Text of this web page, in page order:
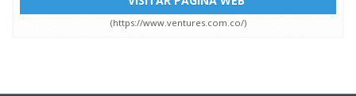
(https://www.ventures.com.co/)